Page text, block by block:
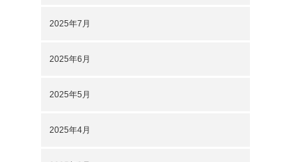
2025年7月
2025年6月
2025年5月
2025年4月